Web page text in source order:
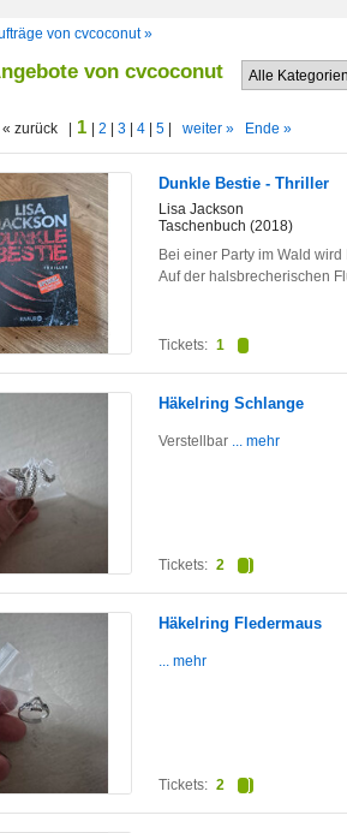
von cvcoconut »
von cvcoconut
zurück | 1 2 3 4 5 weiter » Ende »
Dunkle Bestie - Thriller
Lisa Jackson
Taschenbuch (2018)
Bei einer Party im Wald
Auf der halsbrecherischen
Tickets: 1
Häkelring Schlange
Verstellbar ... mehr
Tickets: 2
Häkelring Fledermaus
... mehr
Tickets: 2